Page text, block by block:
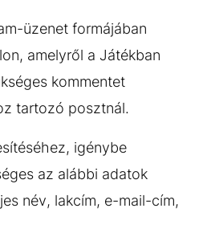
üzenet formájában
amelyről a Játékban
kommentet
tartozó posztnál.
igénybe
az alábbi adatok
név, lakcím, e-mail-cím,